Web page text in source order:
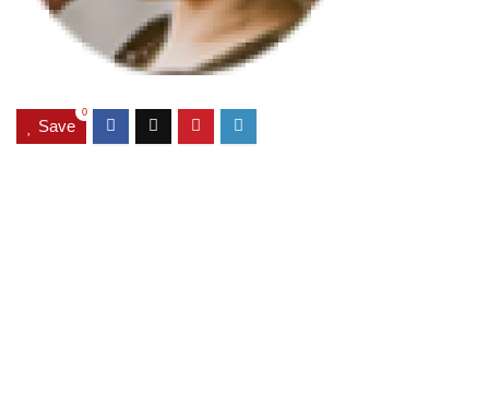
Save
0